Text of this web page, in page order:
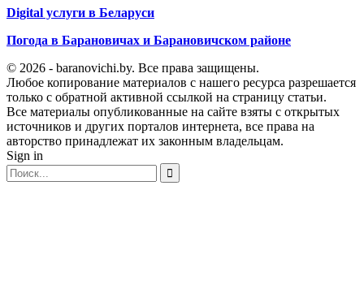
Digital услуги в Беларуси
Погода в Барановичах и Барановичском районе
© 2026 - baranovichi.by. Все права защищены.
Любое копирование материалов с нашего ресурса разрешается
только с обратной активной ссылкой на страницу статьи.
Все материалы опубликованные на сайте взяты с открытых
источников и других порталов интернета, все права на
авторство принадлежат их законным владельцам.
Sign in